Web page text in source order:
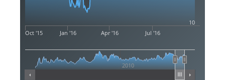
Oct '15 Jan '16 Apr '16 Jul '16
2010
10